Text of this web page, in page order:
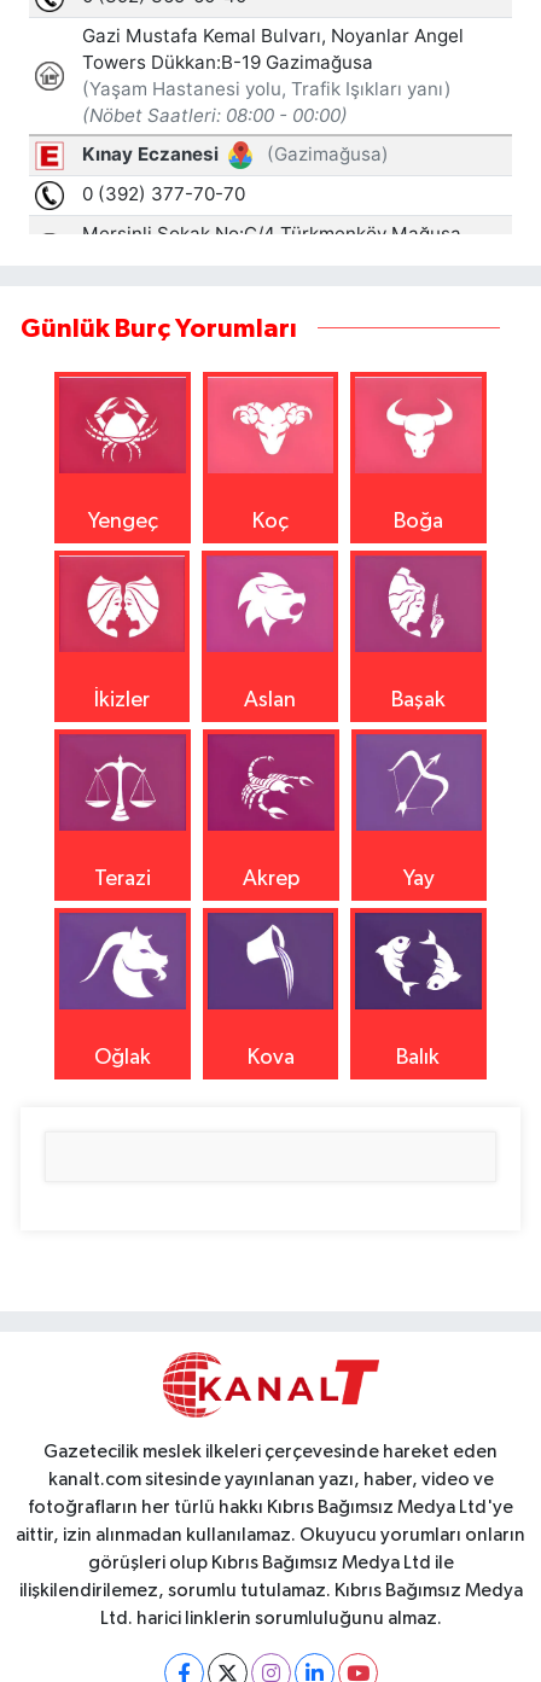
Günlük Burç Yorumları
Yengeç Koç Boğa
İkizler Aslan Başak
Terazi Akrep Yay
Oğlak Kova Balık
Gazetecilik meslek ilkeleri çerçevesinde hareket eden
kanalt.com sitesinde yayınlanan yazı, haber, video ve
fotoğrafların her türlü hakkı Kıbrıs Bağımsız Medya Ltd'ye
aittir, izin alınmadan kullanılamaz. Okuyucu yorumları onların
görüşleri olup Kıbrıs Bağımsız Medya Ltd ile
ilişkilendirilemez, sorumlu tutulamaz. Kıbrıs Bağımsız Medya
Ltd. harici linklerin sorumluluğunu almaz.